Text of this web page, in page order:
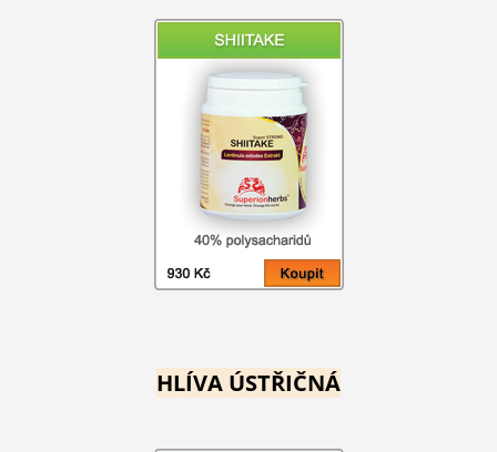
HLÍVA ÚSTŘIČNÁ